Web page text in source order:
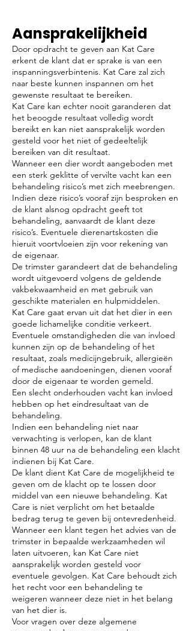
Aansprakelijkheid
Door opdracht te geven aan Kat Care
erkent de klant dat er sprake is van een
inspanningsverbintenis. Kat Care zal zich
naar beste kunnen inspannen om het
gewenste resultaat te bereiken.
Kat Care kan echter nooit garanderen dat
het beoogde resultaat volledig wordt
bereikt en kan niet aansprakelijk worden
gesteld voor het niet of gedeeltelijk
bereiken van dit resultaat.
Wanneer een dier wordt aangeboden met
een sterk geklitte of vervilte vacht kan een
behandeling risico’s met zich meebrengen.
Indien deze risico’s vooraf zijn besproken en
de klant alsnog opdracht geeft tot
behandeling, aanvaardt de klant deze
risico’s. Eventuele dierenartskosten die
hieruit voortvloeien zijn voor rekening van
de eigenaar.
De trimster garandeert dat de behandeling
wordt uitgevoerd volgens de geldende
vakbekwaamheid en met gebruik van
geschikte materialen en hulpmiddelen.
Kat Care gaat ervan uit dat het dier in een
goede lichamelijke conditie verkeert.
Eventuele omstandigheden die van invloed
kunnen zijn op de behandeling of het
resultaat, zoals medicijngebruik, allergieën
of medische aandoeningen, dienen vooraf
door de eigenaar te worden gemeld.
Een slecht onderhouden vacht kan invloed
hebben op het eindresultaat van de
behandeling.
Indien een behandeling niet naar
verwachting is verlopen, kan de klant
binnen 48 uur na de behandeling een klacht
indienen bij Kat Care.
De klant dient Kat Care de mogelijkheid te
geven om de klacht op te lossen door
middel van een nieuwe behandeling. Kat
Care is niet verplicht om het betaalde
bedrag terug te geven bij ontevredenheid.
Wanneer een klant tegen het advies van de
trimster in bepaalde werkzaamheden wil
laten uitvoeren, kan Kat Care niet
aansprakelijk worden gesteld voor
eventuele gevolgen. Kat Care behoudt zich
het recht voor een behandeling te
weigeren wanneer deze niet in het belang
van het dier is.
Voor vragen over deze algemene